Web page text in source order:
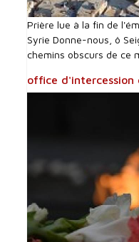
Prière lue à la fin de
Syrie Donne-nous, ô
chemins obscurs de ce
office d'intercession